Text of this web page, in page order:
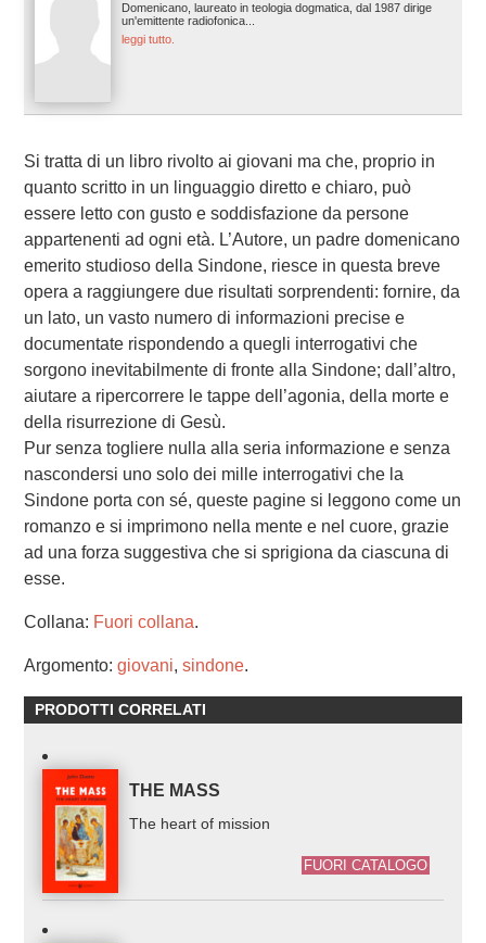
Domenicano, laureato in teologia dogmatica, dal 1987 dirige
un'emittente radiofonica...
leggi tutto.
Si tratta di un libro rivolto ai giovani ma che, proprio in
quanto scritto in un linguaggio diretto e chiaro, può
essere letto con gusto e soddisfazione da persone
appartenenti ad ogni età. L’Autore, un padre domenicano
emerito studioso della Sindone, riesce in questa breve
opera a raggiungere due risultati sorprendenti: fornire, da
un lato, un vasto numero di informazioni precise e
documentate rispondendo a quegli interrogativi che
sorgono inevitabilmente di fronte alla Sindone; dall’altro,
aiutare a ripercorrere le tappe dell’agonia, della morte e
della risurrezione di Gesù.
Pur senza togliere nulla alla seria informazione e senza
nascondersi uno solo dei mille interrogativi che la
Sindone porta con sé, queste pagine si leggono come un
romanzo e si imprimono nella mente e nel cuore, grazie
ad una forza suggestiva che si sprigiona da ciascuna di
esse.
Collana: Fuori collana.
Argomento: giovani, sindone.
PRODOTTI CORRELATI
THE MASS
The heart of mission
FUORI CATALOGO